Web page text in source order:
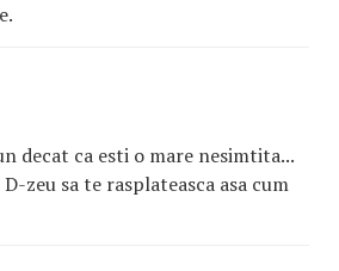
decat ca esti o mare nesimtita...
zeu sa te rasplateasca asa cum